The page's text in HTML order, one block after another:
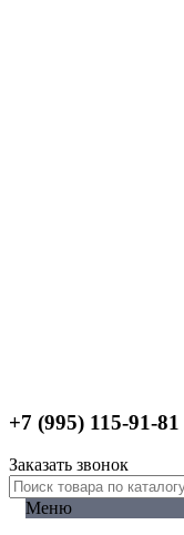
+7 (995) 115-91-81
Заказать звонок
Меню